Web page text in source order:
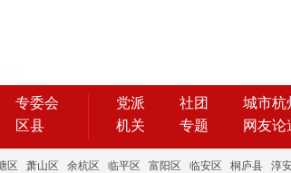
专委会
区县
党派 社团
城市杭
机关
专题 网友论
区 萧山区 余杭区 临平区 富阳区 临安区 桐庐县 淳